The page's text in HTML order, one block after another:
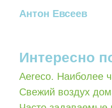
Антон Евсеев
Интересно
Aereco. Наиболее
Свежий воздух